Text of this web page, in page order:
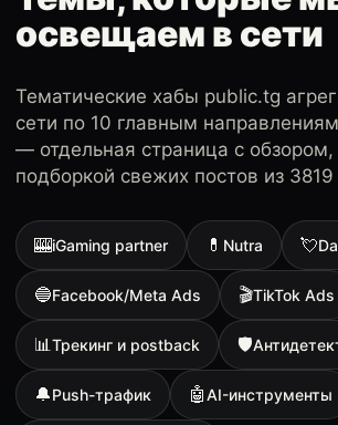
освещаем в сети
Тематические хабы public.tg
сети по 10 главным
— отдельная страница с обзором,
подборкой свежих постов из
🎰iGaming partner 💊 Nutra 💘
🔵Facebook/Meta Ads 🎬TikTok Ads
📊Трекинг и postback 🛡
🔔Push-трафик 🤖AI-инструменты